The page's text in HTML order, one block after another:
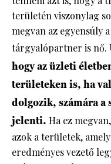
területén viszonylag
megvan az egyensúly
tárgyalópartner is nő.
hogy az üzleti
területeken is, ha
dolgozik, számára a
jelenti. Ha ez
azok a területek,
eredményes vezető